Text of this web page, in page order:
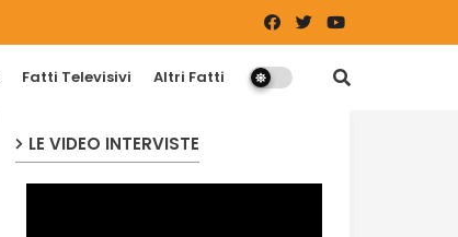
Fatti Televisivi Altri Fatti
LE VIDEO INTERVISTE